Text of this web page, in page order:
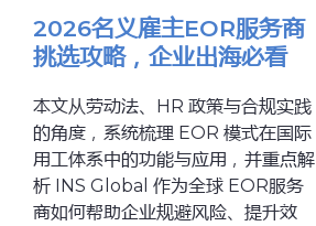
2026名义雇主EOR服务商
挑选攻略，企业出海必看
本文从劳动法、HR 政策与合规实践
的角度，系统梳理 EOR 模式在国际
用工体系中的功能与应用，并重点解
析 INS Global 作为全球 EOR服务
商如何帮助企业规避风险、提升效